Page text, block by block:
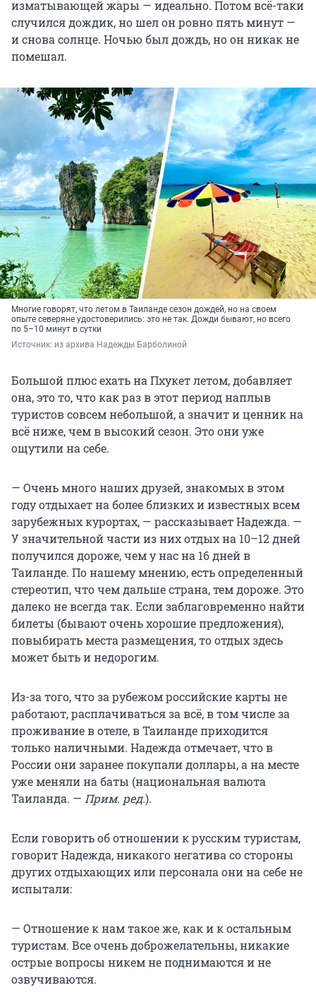
изматывающей жары — идеально. Потом всё-таки
случился дождик, но шел он ровно пять минут —
и снова солнце. Ночью был дождь, но он никак не
помешал.
Многие говорят, что летом в Таиланде сезон дождей, но на своем
опыте северяне удостоверились: это не так. Дожди бывают, но всего
по 5–10 минут в сутки
Источник: из архива Надежды Барболиной
Большой плюс ехать на Пхукет летом, добавляет
она, это то, что как раз в этот период наплыв
туристов совсем небольшой, а значит и ценник на
всё ниже, чем в высокий сезон. Это они уже
ощутили на себе.
— Очень много наших друзей, знакомых в этом
году отдыхает на более близких и известных всем
зарубежных курортах, — рассказывает Надежда. —
У значительной части из них отдых на 10–12 дней
получился дороже, чем у нас на 16 дней в
Таиланде. По нашему мнению, есть определенный
стереотип, что чем дальше страна, тем дороже. Это
далеко не всегда так. Если заблаговременно найти
билеты (бывают очень хорошие предложения),
повыбирать места размещения, то отдых здесь
может быть и недорогим.
Из-за того, что за рубежом российские карты не
работают, расплачиваться за всё, в том числе за
проживание в отеле, в Таиланде приходится
только наличными. Надежда отмечает, что в
России они заранее покупали доллары, а на месте
уже меняли на баты (национальная валюта
Таиланда. — Прим. ред.).
Если говорить об отношении к русским туристам,
говорит Надежда, никакого негатива со стороны
других отдыхающих или персонала они на себе не
испытали:
— Отношение к нам такое же, как и к остальным
туристам. Все очень доброжелательны, никакие
острые вопросы никем не поднимаются и не
озвучиваются.